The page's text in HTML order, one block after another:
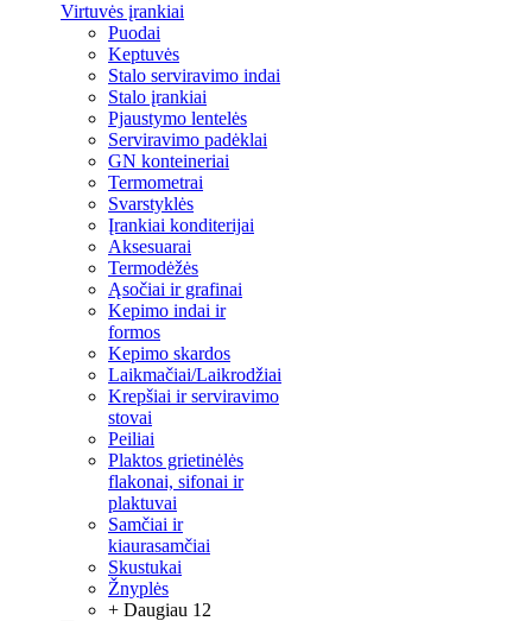
Virtuvės įrankiai
Puodai
Keptuvės
Stalo serviravimo indai
Stalo įrankiai
Pjaustymo lentelės
Serviravimo padėklai
GN konteineriai
Termometrai
Svarstyklės
Įrankiai konditerijai
Aksesuarai
Termodėžės
Ąsočiai ir grafinai
Kepimo indai ir
formos
Kepimo skardos
Laikmačiai/Laikrodžiai
Krepšiai ir serviravimo
stovai
Peiliai
Plaktos grietinėlės
flakonai, sifonai ir
plaktuvai
Samčiai ir
kiaurasamčiai
Skustukai
Žnyplės
+ Daugiau 12